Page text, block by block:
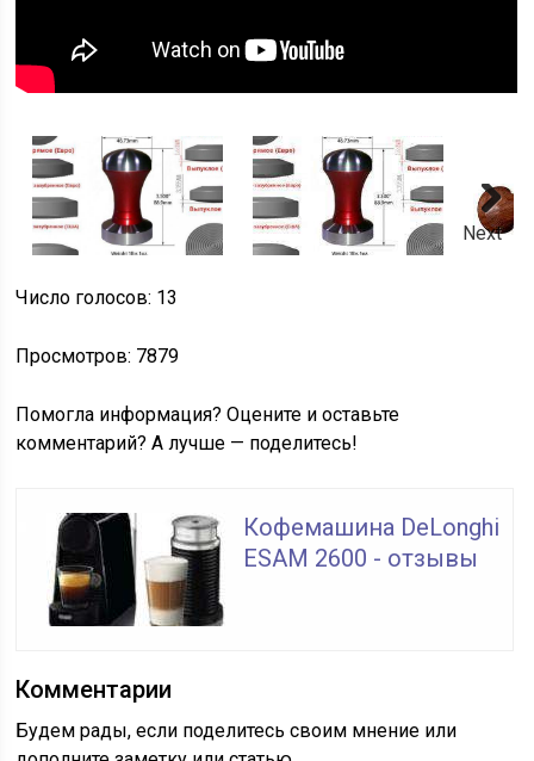
Next
Число голосов: 13
Просмотров: 7879
Помогла информация? Оцените и оставьте
комментарий? А лучше — поделитесь!
Кофемашина DeLonghi
ESAM 2600 - отзывы
Комментарии
Будем рады, если поделитесь своим мнение или